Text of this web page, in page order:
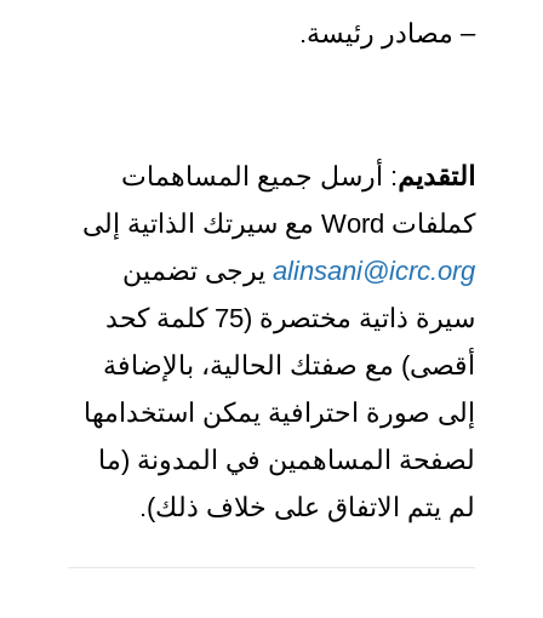
– مصادر رئيسة.
التقديم: أرسل جميع المساهمات
كملفات Word مع سيرتك الذاتية إلى
alinsani@icrc.org يرجى تضمين
سيرة ذاتية مختصرة (75 كلمة كحد
أقصى) مع صفتك الحالية، بالإضافة
إلى صورة احترافية يمكن استخدامها
لصفحة المساهمين في المدونة (ما
لم يتم الاتفاق على خلاف ذلك).